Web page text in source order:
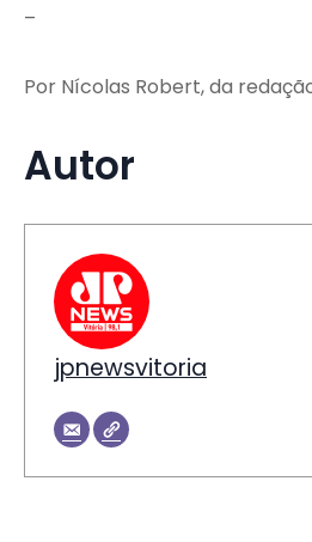
–
Por Nícolas Robert, da
Autor
jpnewsvitoria